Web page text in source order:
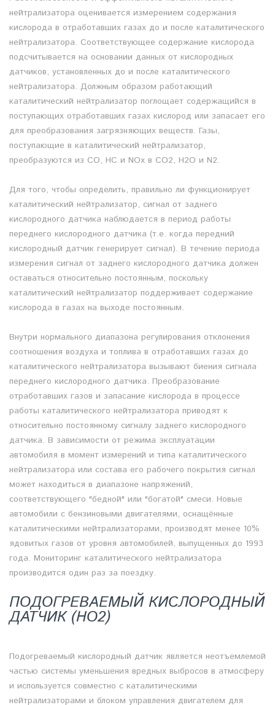
нейтрализатора оценивается измерением содержания
кислорода в отработавших газах до и после каталитического
нейтрализатора. Соответствующее содержание кислорода
подсчитывается на основании данных от кислородных
датчиков, установленных до и после каталитического
нейтрализатора. Должным образом работающий
каталитический нейтрализатор поглощает содержащийся в
поступающих отработавших газах кислород или запасает его
для преобразования загрязняющих веществ. Газы,
поступающие в каталитический нейтрализатор,
преобразуются из CO, HC и NOx в CO2, H2O и N2.
Для того, чтобы определить, правильно ли функционирует
каталитический нейтрализатор, сигнал от заднего
кислородного датчика наблюдается в период работы
переднего кислородного датчика (т.е. когда передний
кислородный датчик генерирует сигнал). В течение периода
измерения сигнал от заднего кислородного датчика должен
оставаться относительно постоянным, поскольку
каталитический нейтрализатор поддерживает содержание
кислорода в газах на выходе постоянным.
Внутри нормального диапазона регулирования отклонения
соотношения воздуха и топлива в отработавших газах до
каталитического нейтрализатора вызывают биения сигнала
переднего кислородного датчика. Преобразование
отработавших газов и запасание кислорода в процессе
работы каталитического нейтрализатора приводят к
относительно постоянному сигналу заднего кислородного
датчика. В зависимости от режима эксплуатации
автомобиля в момент измерений и типа каталитического
нейтрализатора или состава его рабочего покрытия сигнал
может находиться в диапазоне напряжений,
соответствующего "бедной" или "богатой" смеси. Новые
автомобили с бензиновыми двигателями, оснащённые
каталитическими нейтрализаторами, производят менее 10%
ядовитых газов от уровня автомобилей, выпущенных до 1993
года. Мониторинг каталитического нейтрализатора
производится один раз за поездку.
ПОДОГРЕВАЕМЫЙ КИСЛОРОДНЫЙ
ДАТЧИК (HO2)
Подогреваемый кислородный датчик является неотъемлемой
частью системы уменьшения вредных выбросов в атмосферу
и используется совместно с каталитическими
нейтрализаторами и блоком управления двигателем для